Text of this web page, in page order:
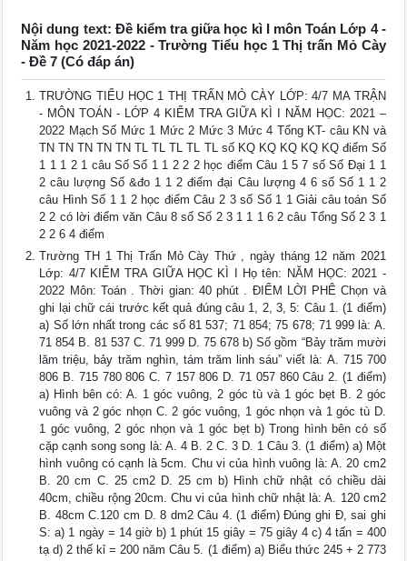
Nội dung text: Đề kiểm tra giữa học kì I môn Toán Lớp 4 -
Năm học 2021-2022 - Trường Tiểu học 1 Thị trấn Mỏ Cày
- Đề 7 (Có đáp án)
TRƯỜNG TIỂU HỌC 1 THỊ TRẤN MỎ CÀY LỚP: 4/7 MA TRẬN
- MÔN TOÁN - LỚP 4 KIỂM TRA GIỮA KÌ I NĂM HỌC: 2021 –
2022 Mạch Số Mức 1 Mức 2 Mức 3 Mức 4 Tổng KT- câu KN và
TN TN TN TN TN TL TL TL TL TL số KQ KQ KQ KQ KQ điểm Số
1 1 1 2 1 câu Số Số 1 1 2 2 2 học điểm Câu 1 5 7 số Số Đại 1 1
2 câu lượng Số &đo 1 1 2 điểm đại Câu lượng 4 6 số Số 1 1 2
câu Hình Số 1 1 2 học điểm Câu 2 3 số Số 1 1 Giải câu toán Số
2 2 có lời điểm văn Câu 8 số Số 2 3 1 1 1 6 2 câu Tổng Số 2 3 1
2 2 6 4 điểm
Trường TH 1 Thị Trấn Mỏ Cày Thứ , ngày tháng 12 năm 2021
Lớp: 4/7 KIỂM TRA GIỮA HỌC KÌ I Họ tên: NĂM HỌC: 2021 -
2022 Môn: Toán . Thời gian: 40 phút . ĐIỂM LỜI PHÊ Chọn và
ghi lại chữ cái trước kết quả đúng câu 1, 2, 3, 5: Câu 1. (1 điểm)
a) Số lớn nhất trong các số 81 537; 71 854; 75 678; 71 999 là: A.
71 854 B. 81 537 C. 71 999 D. 75 678 b) Số gồm “Bảy trăm mười
lăm triệu, bảy trăm nghìn, tám trăm linh sáu” viết là: A. 715 700
806 B. 715 780 806 C. 7 157 806 D. 71 057 860 Câu 2. (1 điểm)
a) Hình bên có: A. 1 góc vuông, 2 góc tù và 1 góc bẹt B. 2 góc
vuông và 2 góc nhọn C. 2 góc vuông, 1 góc nhọn và 1 góc tù D.
1 góc vuông, 2 góc nhọn và 1 góc bẹt b) Trong hình bên có số
cặp cạnh song song là: A. 4 B. 2 C. 3 D. 1 Câu 3. (1 điểm) a) Một
hình vuông có cạnh là 5cm. Chu vi của hình vuông là: A. 20 cm2
B. 20 cm C. 25 cm2 D. 25 cm b) Hình chữ nhật có chiều dài
40cm, chiều rộng 20cm. Chu vi của hình chữ nhật là: A. 120 cm2
B. 48cm C.120 cm D. 8 dm2 Câu 4. (1 điểm) Đúng ghi Đ, sai ghi
S: a) 1 ngày = 14 giờ b) 1 phút 15 giây = 75 giây 4 c) 4 tấn = 400
tạ d) 2 thế kỉ = 200 năm Câu 5. (1 điểm) a) Biểu thức 245 + 2 773